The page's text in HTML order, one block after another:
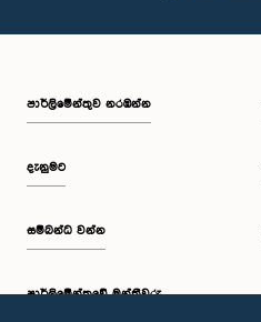
පාර්ලි‌මේන්තුව නරඹන්න
දැනුමට
සම්බන්ධ වන්න
පාර්ලි‌මේන්තුවේ මන්ත්‍රීවරු